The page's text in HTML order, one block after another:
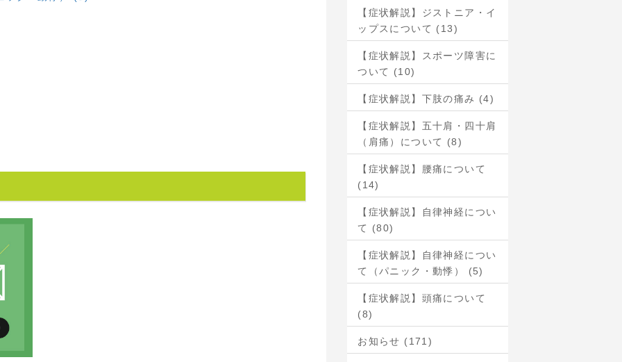
【症状解説】ジストニア・イ
ップスについて (13)
【症状解説】スポーツ障害に
ついて (10)
【症状解説】下肢の痛み (4)
【症状解説】五十肩・四十肩
（肩痛）について (8)
【症状解説】腰痛について
(14)
【症状解説】自律神経につい
て (80)
【症状解説】自律神経につい
て（パニック・動悸） (5)
【症状解説】頭痛について
(8)
お知らせ (171)